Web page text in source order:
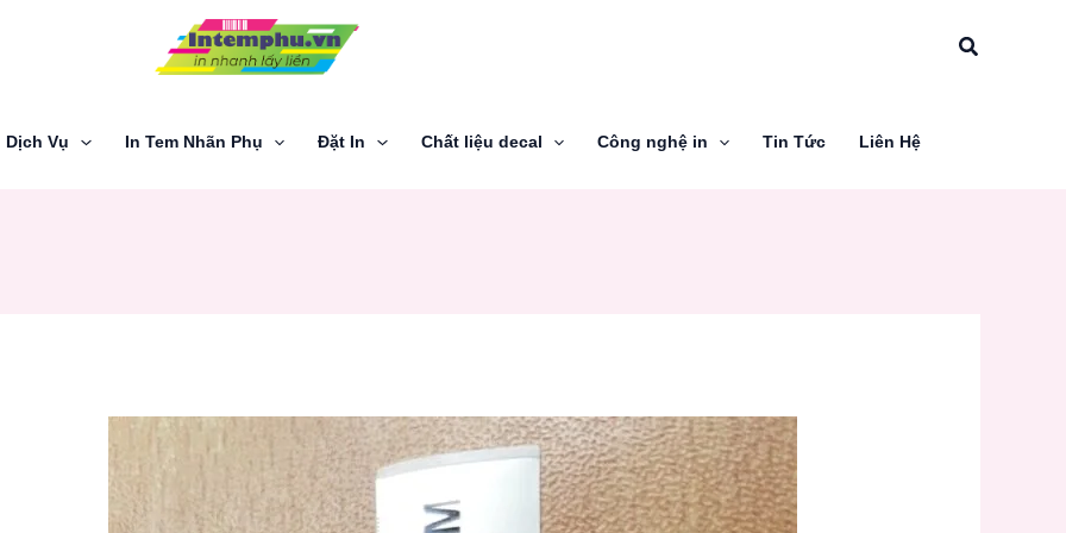
Tìm
Dịch Vụ In Tem Nhãn Phụ Đặt In Chất liệu decal Công nghệ in Tin Tức Liên Hệ